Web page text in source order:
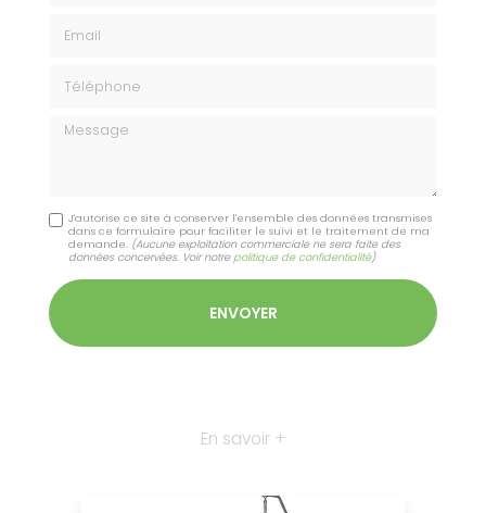
Message
J'autorise ce site à conserver l'ensemble des données transmises
dans ce formulaire pour faciliter le suivi et le traitement de ma
demande. (Aucune exploitation commerciale ne sera faite des
données concervées. Voir notre politique de confidentialité)
En savoir +